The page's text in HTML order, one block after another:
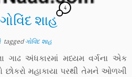
શાહ
4
taggedગોવિંદ શાહ
ગાઢ અંધકારમાં મધ્યમ વર્ગના એક
છોકરો મહાકાયા પરથી તેમને ઓળખી